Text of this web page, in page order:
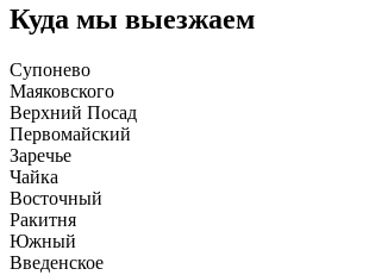
Куда мы выезжаем
Супонево
Маяковского
Верхний Посад
Первомайский
Заречье
Чайка
Восточный
Ракитня
Южный
Введенское